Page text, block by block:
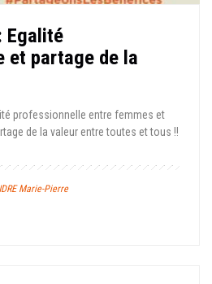
Egalité
et partage de la
professionnelle entre femmes et
de la valeur entre toutes et tous !!
Marie-Pierre